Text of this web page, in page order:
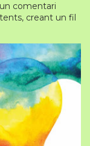
comentari
creant un fil